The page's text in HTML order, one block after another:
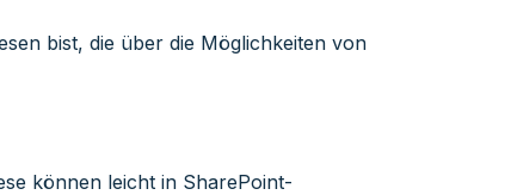
bist, die über die Möglichkeiten von
können leicht in SharePoint-